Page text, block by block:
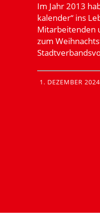
Im Jahr 2013
ka­lender“ ins
Mitar­bei­tenden
zum
1. DEZEMBER 2024